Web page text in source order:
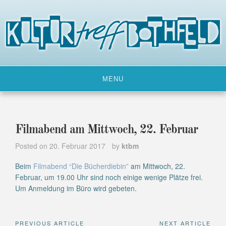
content
MENU
Filmabend am Mittwoch, 22. Februar
Posted on 20. Februar 2017 by ktbm
Beim Filmabend “Die Bücherdiebin” am Mittwoch, 22.
Februar, um 19.00 Uhr sind noch einige wenige Plätze frei.
Um Anmeldung im Büro wird gebeten.
PREVIOUS ARTICLE NEXT ARTICLE